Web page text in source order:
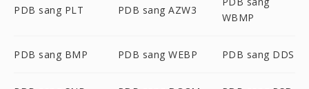
PDB sang PLT PDB sang AZW3
WBMP
PDB sang BMP PDB sang WEBP PDB sang DDS